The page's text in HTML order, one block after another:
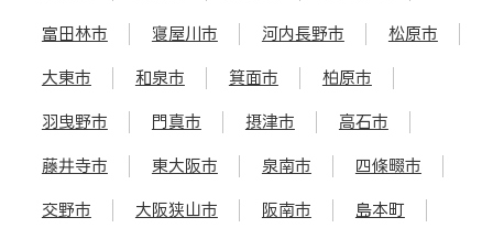
富田林市 寝屋川市 河内長野市 松原市
大東市 和泉市 箕面市 柏原市
羽曳野市 門真市 摂津市 高石市
藤井寺市 東大阪市 泉南市 四條畷市
交野市 大阪狭山市 阪南市 島本町